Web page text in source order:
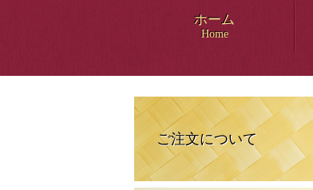
ホーム
Home
ご注文について